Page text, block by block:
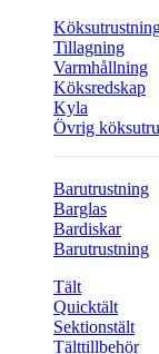
Tillagning
Varmhållning
Köksredskap
Kyla
Övrig
Barutrustning
Barglas
Bardiskar
Barutrustning
Tält
Quicktält
Sektionstält
Tälttillbehör